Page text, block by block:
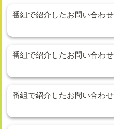
番組で紹介したお問い合わせ
番組で紹介したお問い合わせ
番組で紹介したお問い合わせ